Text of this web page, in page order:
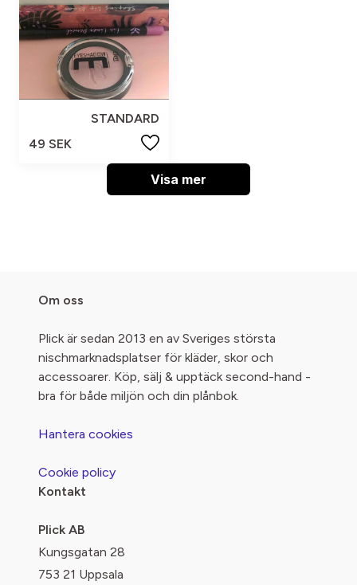
STANDARD
49 SEK
Visa mer
Om oss
Plick är sedan 2013 en av Sveriges största
nischmarknadsplatser för kläder, skor och
accessoarer. Köp, sälj & upptäck second-hand -
bra för både miljön och din plånbok.
Hantera cookies
Cookie policy
Kontakt
Plick AB
Kungsgatan 28
753 21 Uppsala